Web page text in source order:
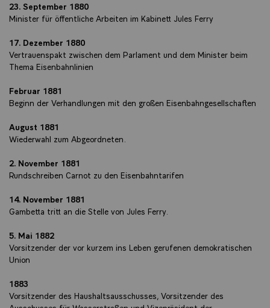
23. September 1880
Minister für öffentliche Arbeiten im Kabinett Jules Ferry
17. Dezember 1880
Vertrauenspakt zwischen dem Parlament und dem Minister beim
Thema Eisenbahnlinien
Februar 1881
Beginn der Verhandlungen mit den großen Eisenbahngesellschaften
August 1881
Wiederwahl zum Abgeordneten.
2. November 1881
Rundschreiben Carnot zu den Eisenbahntarifen
14. November 1881
Gambetta tritt an die Stelle von Jules Ferry.
5. Mai 1882
Vorsitzender der vor kurzem ins Leben gerufenen demokratischen
Union
1883
Vorsitzender des Haushaltsausschusses, Vorsitzender des